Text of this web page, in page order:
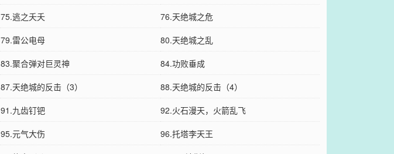
75.逃之夭夭
76.天绝城之危
79.雷公电母
80.天绝城之乱
83.聚合弹对巨灵神
84.功败垂成
87.天绝城的反击（3）
88.天绝城的反击（4）
91.九齿钉钯
92.火石漫天，火箭乱飞
95.元气大伤
96.托塔李天王